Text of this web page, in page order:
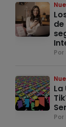
Por
Por